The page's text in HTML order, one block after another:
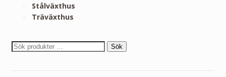
Stålväxthus
Träväxthus
Sök